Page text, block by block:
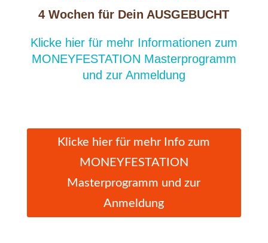
4 Wochen für Dein AUSGEBUCHT
Klicke hier für mehr Informationen zum
MONEYFESTATION Masterprogramm
und zur Anmeldung
Klicke hier für mehr Info zum
MONEYFESTATION
Masterprogramm und zur
Anmeldung